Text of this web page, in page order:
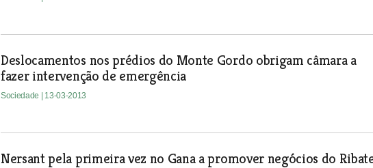
Deslocamentos nos prédios do Monte Gordo obrigam câmara a
fazer intervenção de emergência
Sociedade | 13-03-2013
Nersant pela primeira vez no Gana a promover negócios do